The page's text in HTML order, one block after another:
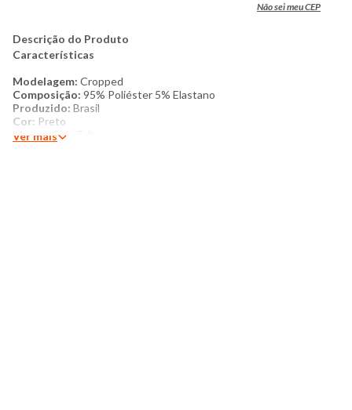
Não sei meu CEP
Descrição do Produto
Características
Modelagem: Cropped
Composição: 95% Poliéster 5% Elastano
Produzido: Brasil
Cor: Preto
Marca:Girls Talk
Ver mais